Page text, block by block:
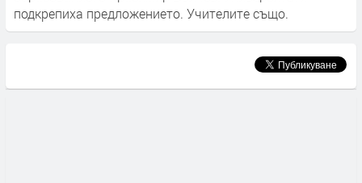
подкрепиха предложението. Учителите също.